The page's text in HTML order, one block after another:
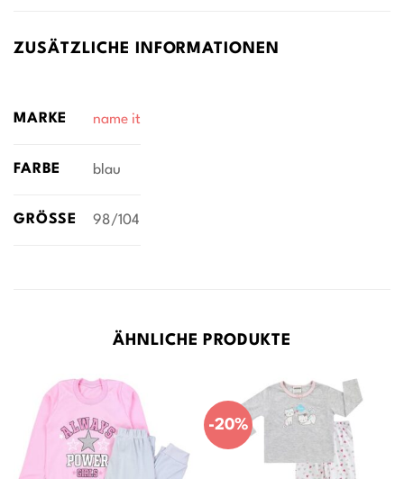
ZUSÄTZLICHE INFORMATIONEN
MARKE name it
FARBE blau
GRÖSSE 98/104
ÄHNLICHE PRODUKTE
-20%